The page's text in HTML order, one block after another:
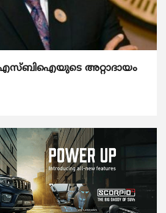
എസ്ബിഐയുടെ അറ്റാദായം